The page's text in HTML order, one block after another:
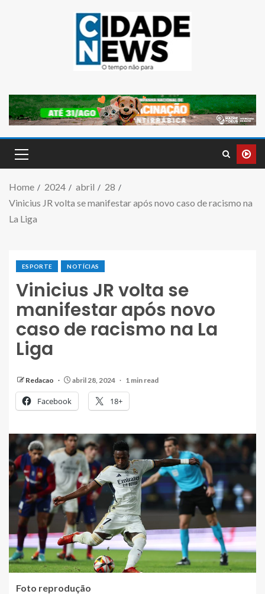
Home 2024 abril
28
Vinicius JR volta se manifestar após novo caso de racismo na
La Liga
ESPORTE NOTÍCIAS
Vinicius JR volta se
manifestar após novo
caso de racismo na La
Liga
Redacao abril 28, 2024 1 min read
Facebook 18+
Foto reprodução